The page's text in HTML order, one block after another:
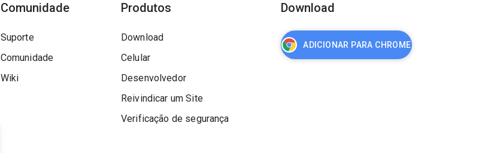
Comunidade
Suporte
Comunidade
Wiki
Produtos
Download
Celular
Desenvolvedor
Reivindicar um Site
Verificação de segurança
Download
ADICIONAR PARA CHROME